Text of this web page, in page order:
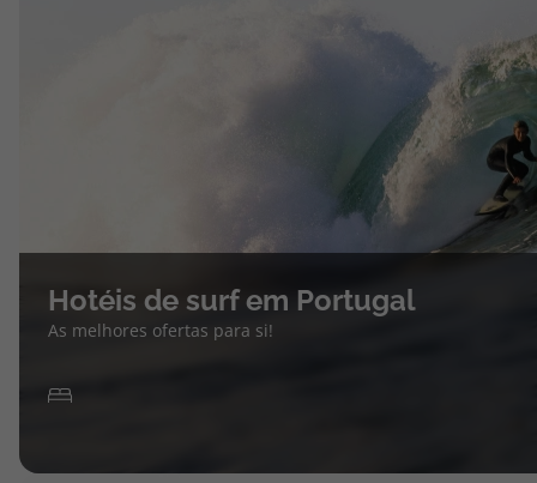
Hotéis de surf em Portugal
As melhores ofertas para si!